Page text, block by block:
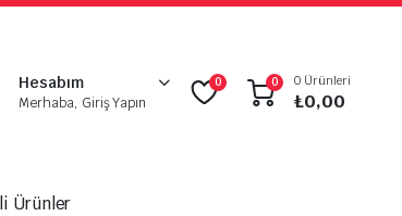
Hesabım
Merhaba, Giriş Yapın
0 0 0 Ürünleri
₺0,00
Ürünler